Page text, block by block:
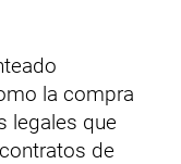
la compra
legales que
de